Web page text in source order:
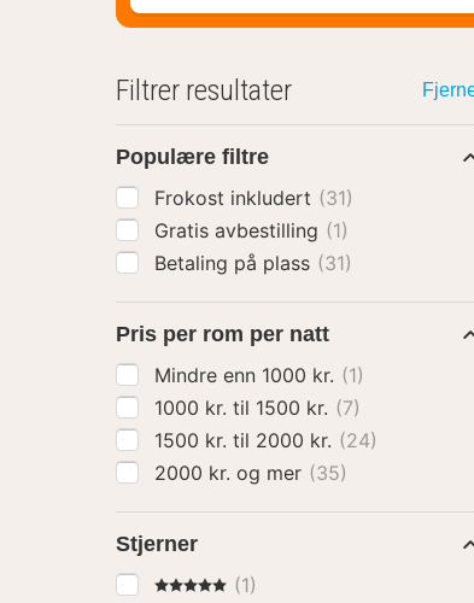
Filtrer resultater
Populære filtre
Frokost inkludert (31)
Gratis avbestilling (1)
Betaling på plass (31)
Pris per rom per natt
Mindre enn 1000 kr. (1)
1000 kr. til 1500 kr. (7)
1500 kr. til 2000 kr. (24)
2000 kr. og mer (35)
Stjerner
5 Stjerner(1)